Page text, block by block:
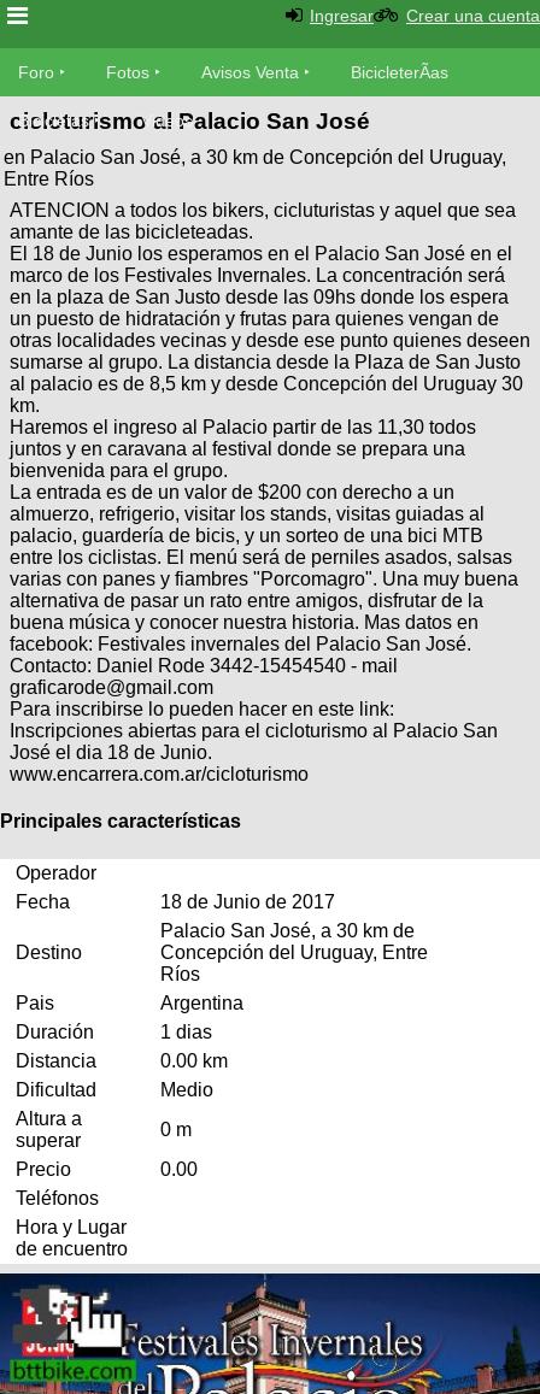
Foro
Foro
TÃ©cnica
MecÃ¡nica
Fotos
SUBÃ
tu foto
Galeria
XC
Bicicletas
Viajes
Descenso
Dirt
BMX
Ruta,
triatlon
De
todo
Retro
Enduro
Ranking
Fotos
del
Fotos
mas
votadas
Avisos
Ventas
SUBÃ
tu
aviso
Buscar
Ultimos
Fotos
Categorias
COMPRO
CANJE
Mi
ReputaciÃ³n
Mis
Compras
Ventas
BicicleterÃ­
as
Bicicletas
Bicicletas
Tandem
Freerider
TÃ©cnica
MecÃ¡nica
Robadas
Noticias
Calendario
Videos
Cicloturismo
Salidas
Operadores
de
cicloturismo
Relatos
de
viajes
Foro
de
Usuarios
Ãšltimos
Buscar
Mis
Amigos
Actividad
Amigos
Ingresar Crear una cuenta
Foro Fotos Avisos Venta BicicleterÃ­as
Bicicletas Videos
cicloturismo al Palacio San José
en Palacio San José, a 30 km de Concepción del Uruguay,
Entre Ríos
ATENCION a todos los bikers, cicluturistas y aquel que sea
amante de las bicicleteadas.
El 18 de Junio los esperamos en el Palacio San José en el
marco de los Festivales Invernales. La concentración será
en la plaza de San Justo desde las 09hs donde los espera
un puesto de hidratación y frutas para quienes vengan de
otras localidades vecinas y desde ese punto quienes deseen
sumarse al grupo. La distancia desde la Plaza de San Justo
al palacio es de 8,5 km y desde Concepción del Uruguay 30
km.
Haremos el ingreso al Palacio partir de las 11,30 todos
juntos y en caravana al festival donde se prepara una
bienvenida para el grupo.
La entrada es de un valor de $200 con derecho a un
almuerzo, refrigerio, visitar los stands, visitas guiadas al
palacio, guardería de bicis, y un sorteo de una bici MTB
entre los ciclistas. El menú será de perniles asados, salsas
varias con panes y fiambres "Porcomagro". Una muy buena
alternativa de pasar un rato entre amigos, disfrutar de la
buena música y conocer nuestra historia. Mas datos en
facebook: Festivales invernales del Palacio San José.
Contacto: Daniel Rode 3442-15454540 - mail
graficarode@gmail.com
Para inscribirse lo pueden hacer en este link:
Inscripciones abiertas para el cicloturismo al Palacio San
José el dia 18 de Junio.
www.encarrera.com.ar/cicloturismo
Principales características
Operador
Fecha
18 de Junio de 2017
Destino
Palacio San José, a 30 km de
Concepción del Uruguay, Entre
Ríos
Pais
Argentina
Duración
1 dias
Distancia
0.00 km
Dificultad
Medio
Altura a
superar
0 m
Precio
0.00
Teléfonos
Hora y Lugar
de encuentro